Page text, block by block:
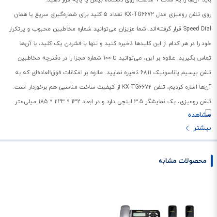
روی تلفن رومیزی مدل KX-TG6672 تعداد 5 کلید برای شماره‌گیری سریع یا همان
Speed Dial قرار گرفته‌اند. شما عزیزان می‌توانید شماره مخاطبین محبوب و پرتکرار
خود را در هر کدام از این کلیدها ذخیره کنید و تنها با فشردن یک کلید، با آن‌ها
تماس بگیرید. علاوه بر این، می‌توانید تا 100 شماره مجزا را در دفترچه مخاطبین
تلفن بیسیم پاناسونیک 6811 ذخیره نمایید. علاوه بر امکانات فوق‌العاده‌ای که به
آن‌ها اشاره کردیم، تلفن KX-TG6672 از کیفیت ساخت مناسبی هم برخوردار است.
تلفن رومیزی، یک نمایشگر 3.5 اینچی دارد و در ابعاد 132 * 223 * 185 میلی‌متر
میلی‌متر و با ال سی دی 1.8 اینچی، در اختیار مشتریان قرار می‌گیرند.
مبلغی که برای آن پرداخت می‌کنید را خواهد داشت. شما عزیزان، هم‌اکنون
قابلیت منشی تلفنی و کالر آیدی گویا
محصولات مشابه